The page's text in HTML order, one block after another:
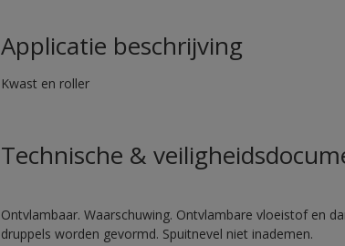
Applicatie beschrijving
Kwast en roller
Technische &
Ontvlambaar. Waarschuwing. Ontvlambare vloeistof en
druppels worden gevormd. Spuitnevel niet inademen.